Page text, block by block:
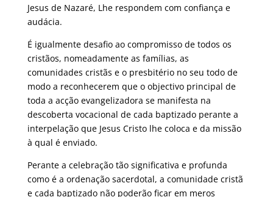
Jesus de Nazaré, Lhe respondem com confiança e
audácia.
É igualmente desafio ao compromisso de todos os
cristãos, nomeadamente as famílias, as
comunidades cristãs e o presbitério no seu todo de
modo a reconhecerem que o objectivo principal de
toda a acção evangelizadora se manifesta na
descoberta vocacional de cada baptizado perante a
interpelação que Jesus Cristo lhe coloca e da missão
à qual é enviado.
Perante a celebração tão significativa e profunda
como é a ordenação sacerdotal, a comunidade cristã
e cada baptizado não poderão ficar em meros